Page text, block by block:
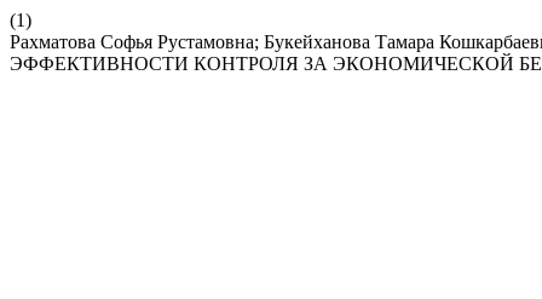
(1)
Рахматова Софья Рустамовна; Букейханова Тамара
ЭФФЕКТИВНОСТИ КОНТРОЛЯ ЗА ЭКОНОМИЧЕСКОЙ